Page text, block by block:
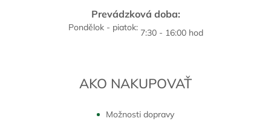
Prevádzková doba:
Pondělok - piatok: 7:30 - 16:00 hod
AKO NAKUPOVAŤ
Možnosti dopravy